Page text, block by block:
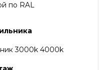
по RAL
3000k 4000k